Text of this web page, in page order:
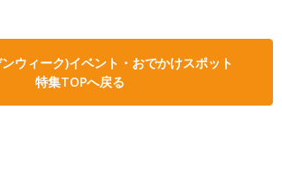
ウィーク)イベント・おでかけスポット
特集TOPへ戻る